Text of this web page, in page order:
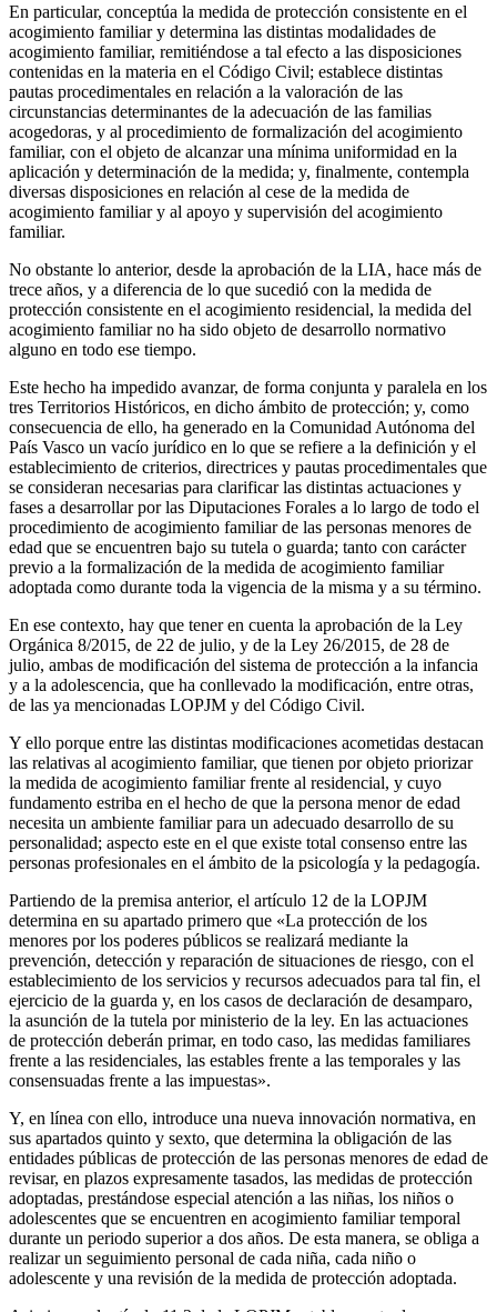
En particular, conceptúa la medida de protección consistente en el
acogimiento familiar y determina las distintas modalidades de
acogimiento familiar, remitiéndose a tal efecto a las disposiciones
contenidas en la materia en el Código Civil; establece distintas
pautas procedimentales en relación a la valoración de las
circunstancias determinantes de la adecuación de las familias
acogedoras, y al procedimiento de formalización del acogimiento
familiar, con el objeto de alcanzar una mínima uniformidad en la
aplicación y determinación de la medida; y, finalmente, contempla
diversas disposiciones en relación al cese de la medida de
acogimiento familiar y al apoyo y supervisión del acogimiento
familiar.
No obstante lo anterior, desde la aprobación de la LIA, hace más de
trece años, y a diferencia de lo que sucedió con la medida de
protección consistente en el acogimiento residencial, la medida del
acogimiento familiar no ha sido objeto de desarrollo normativo
alguno en todo ese tiempo.
Este hecho ha impedido avanzar, de forma conjunta y paralela en los
tres Territorios Históricos, en dicho ámbito de protección; y, como
consecuencia de ello, ha generado en la Comunidad Autónoma del
País Vasco un vacío jurídico en lo que se refiere a la definición y el
establecimiento de criterios, directrices y pautas procedimentales que
se consideran necesarias para clarificar las distintas actuaciones y
fases a desarrollar por las Diputaciones Forales a lo largo de todo el
procedimiento de acogimiento familiar de las personas menores de
edad que se encuentren bajo su tutela o guarda; tanto con carácter
previo a la formalización de la medida de acogimiento familiar
adoptada como durante toda la vigencia de la misma y a su término.
En ese contexto, hay que tener en cuenta la aprobación de la Ley
Orgánica 8/2015, de 22 de julio, y de la Ley 26/2015, de 28 de
julio, ambas de modificación del sistema de protección a la infancia
y a la adolescencia, que ha conllevado la modificación, entre otras,
de las ya mencionadas LOPJM y del Código Civil.
Y ello porque entre las distintas modificaciones acometidas destacan
las relativas al acogimiento familiar, que tienen por objeto priorizar
la medida de acogimiento familiar frente al residencial, y cuyo
fundamento estriba en el hecho de que la persona menor de edad
necesita un ambiente familiar para un adecuado desarrollo de su
personalidad; aspecto este en el que existe total consenso entre las
personas profesionales en el ámbito de la psicología y la pedagogía.
Partiendo de la premisa anterior, el artículo 12 de la LOPJM
determina en su apartado primero que «La protección de los
menores por los poderes públicos se realizará mediante la
prevención, detección y reparación de situaciones de riesgo, con el
establecimiento de los servicios y recursos adecuados para tal fin, el
ejercicio de la guarda y, en los casos de declaración de desamparo,
la asunción de la tutela por ministerio de la ley. En las actuaciones
de protección deberán primar, en todo caso, las medidas familiares
frente a las residenciales, las estables frente a las temporales y las
consensuadas frente a las impuestas».
Y, en línea con ello, introduce una nueva innovación normativa, en
sus apartados quinto y sexto, que determina la obligación de las
entidades públicas de protección de las personas menores de edad de
revisar, en plazos expresamente tasados, las medidas de protección
adoptadas, prestándose especial atención a las niñas, los niños o
adolescentes que se encuentren en acogimiento familiar temporal
durante un periodo superior a dos años. De esta manera, se obliga a
realizar un seguimiento personal de cada niña, cada niño o
adolescente y una revisión de la medida de protección adoptada.